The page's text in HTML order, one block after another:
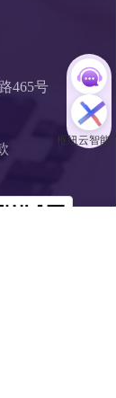
465号